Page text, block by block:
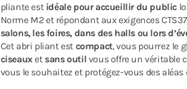
pliante est idéale pour accueillir du public
Norme M2 et répondant aux exigences
salons, les foires, dans des halls ou lors
Cet abri pliant est compact, vous pourrez le
ciseauxet sans outil vous offre un véritable
vous le souhaitez et protégez-vous des aléas